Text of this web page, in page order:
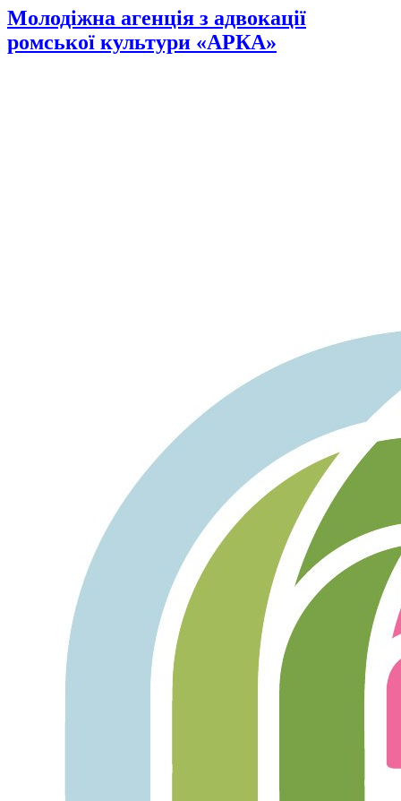
Молодіжна агенція з адвокації
ромської культури «АРКА»